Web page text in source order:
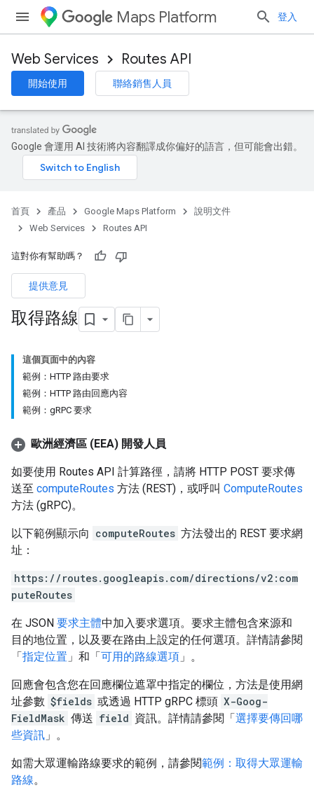
Maps Platform 登入
Web Services Routes API
開始使用 聯絡銷售人員
Google 會運用 AI 技術將內容翻譯成你偏好的語言，但可能會出錯。
首頁 產品 Google Maps Platform
說明文件
Web Services
Routes API
這對你有幫助嗎？
提供意見
取得路線
這個頁面中的內容
範例：HTTP 路由要求
範例：HTTP 路由回應內容
範例：gRPC 要求
歐洲經濟區 (EEA) 開發人員
如要使用 Routes API 計算路徑，請將 HTTP POST 要求傳
送至 computeRoutes 方法 (REST)，或呼叫 ComputeRoutes
方法 (gRPC)。
以下範例顯示向 computeRoutes 方法發出的 REST 要求網
址：
https://routes.googleapis.com/directions/v2:com
puteRoutes
在 JSON 要求主體中加入要求選項。要求主體包含來源和
目的地位置，以及要在路由上設定的任何選項。詳情請參閱
「指定位置 」和「可用的路線選項 」。
回應會包含您在回應欄位遮罩中指定的欄位，方法是使用網
址參數 $fields 或透過 HTTP gRPC 標頭 X-Goog-
FieldMask 傳送 field 資訊。詳情請參閱「選擇要傳回哪
些資訊 」。
如需大眾運輸路線要求的範例，請參閱範例：取得大眾運輸
路線。